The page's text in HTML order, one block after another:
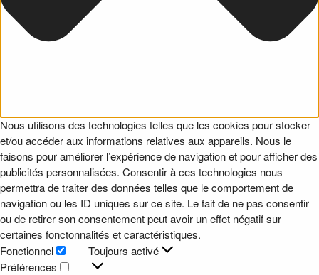
Nous utilisons des technologies telles que les cookies pour stocker
et/ou accéder aux informations relatives aux appareils. Nous le
faisons pour améliorer l’expérience de navigation et pour afficher des
publicités personnalisées. Consentir à ces technologies nous
permettra de traiter des données telles que le comportement de
navigation ou les ID uniques sur ce site. Le fait de ne pas consentir
ou de retirer son consentement peut avoir un effet négatif sur
certaines fonctonnalités et caractéristiques.
Fonctionnel
Fonctionnel
Toujours activé
Préférences